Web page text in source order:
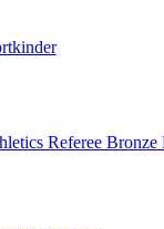
Referee Bronze